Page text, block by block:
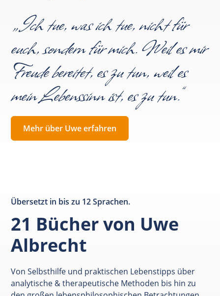
„Ich tue, was ich tue, nicht für
euch, sondern für mich. Weil es mir
Freude bereitet, es zu tun, weil es
mein Lebenssinn ist, es zu tun.“
Mehr über Uwe erfahren
Übersetzt in bis zu 12 Sprachen.
21 Bücher von Uwe
Albrecht
Von Selbsthilfe und praktischen Lebenstipps über
analytische & therapeutische Methoden bis hin zu